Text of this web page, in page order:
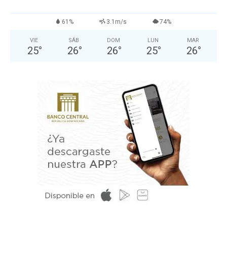
61% 3.1m/s 74%
VIE
25°
SÁB
26°
DOM
26°
LUN
25°
MAR
26°